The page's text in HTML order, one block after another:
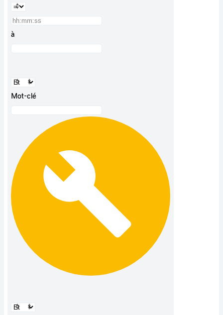
à
Mot-clé